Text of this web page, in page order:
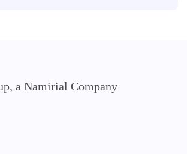
a Namirial Company